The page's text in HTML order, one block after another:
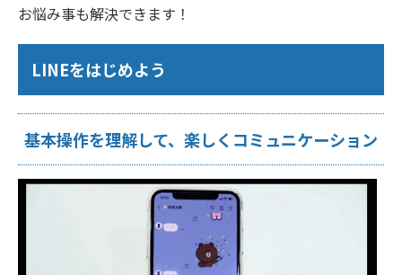
お悩み事も解決できます！
LINEをはじめよう
基本操作を理解して、楽しくコミュニケーション